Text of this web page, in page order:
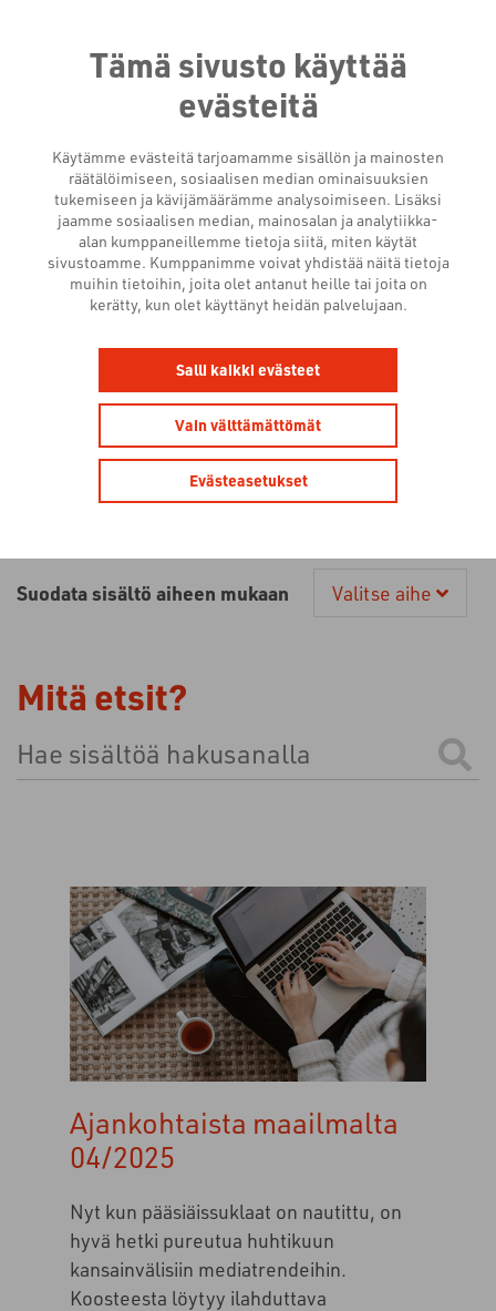
Tämä sivusto käyttää
evästeitä
Käytämme evästeitä tarjoamamme sisällön ja mainosten
räätälöimiseen, sosiaalisen median ominaisuuksien
tukemiseen ja kävijämäärämme analysoimiseen. Lisäksi
jaamme sosiaalisen median, mainosalan ja analytiikka-
alan kumppaneillemme tietoja siitä, miten käytät
sivustoamme. Kumppanimme voivat yhdistää näitä tietoja
muihin tietoihin, joita olet antanut heille tai joita on
kerätty, kun olet käyttänyt heidän palvelujaan.
Salli kaikki evästeet
Vain välttämättömät
Evästeasetukset
AJANKOHTAISTA
Suodata sisältö aiheen mukaan Valitse aihe
Mitä etsit?
Tämä on hakukenttä, johon on liitetty automaattinen
Ajankohtaista maailmalta
04/2025
Nyt kun pääsiäissuklaat on nautittu, on
hyvä hetki pureutua huhtikuun
kansainvälisiin mediatrendeihin.
Koosteesta löytyy ilahduttava